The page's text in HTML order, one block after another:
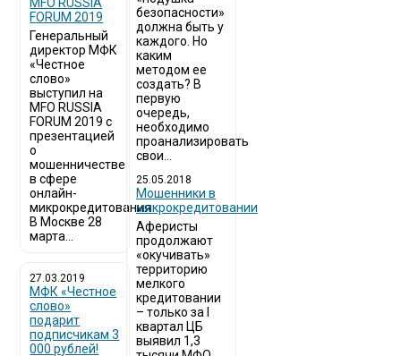
FORUM 2019
Генеральный
директор МФК
«Честное
слово»
выступил на
MFO RUSSIA
FORUM 2019 с
презентацией
о
мошенничестве
в сфере
онлайн-
микрокредитования
В Москве 28
марта...
27.03.2019
МФК «Честное
слово»
подарит
подписчикам 3
000 рублей!
безопасности»
должна быть у
каждого. Но
каким
методом ее
создать? В
первую
очередь,
необходимо
проанализировать
свои...
25.05.2018
Мошенники в
микрокредитовании
Аферисты
продолжают
«окучивать»
территорию
мелкого
кредитовании
– только за I
квартал ЦБ
выявил 1,3